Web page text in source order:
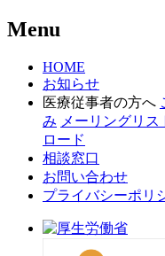
Menu
HOME
お知らせ
医療従事者の方へ
み メーリングリス
ロード
相談窓口
お問い合わせ
プライバシーポリ